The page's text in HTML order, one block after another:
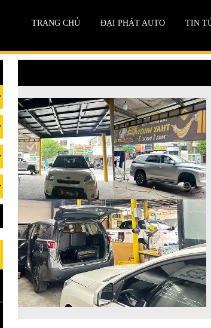
TRANG CHỦ ĐẠI PHÁT AUTO TIN